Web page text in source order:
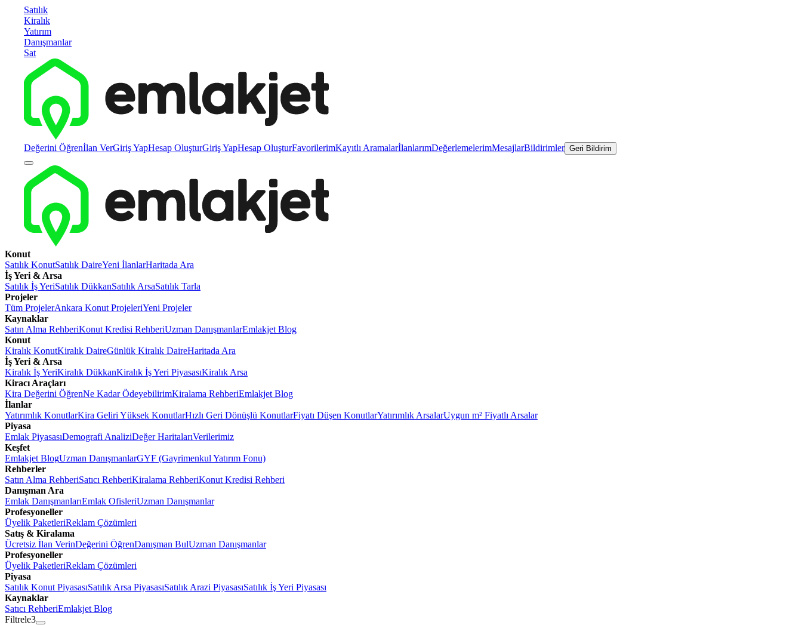
Satılık
Kiralık
Yatırım
Danışmanlar
Sat
Değerini Öğrenİlan VerGiriş YapHesap OluşturGiriş YapHesap OluşturFavorilerimKayıtlı AramalarİlanlarımDeğerlemelerimMesajlarBildirimler Geri Bildirim
Konut
Satılık KonutSatılık DaireYeni İlanlarHaritada Ara
İş Yeri & Arsa
Satılık İş YeriSatılık DükkanSatılık ArsaSatılık Tarla
Projeler
Tüm ProjelerAnkara Konut ProjeleriYeni Projeler
Kaynaklar
Satın Alma RehberiKonut Kredisi RehberiUzman DanışmanlarEmlakjet Blog
Konut
Kiralık KonutKiralık DaireGünlük Kiralık DaireHaritada Ara
İş Yeri & Arsa
Kiralık İş YeriKiralık DükkanKiralık İş Yeri PiyasasıKiralık Arsa
Kiracı Araçları
Kira Değerini ÖğrenNe Kadar ÖdeyebilirimKiralama RehberiEmlakjet Blog
İlanlar
Yatırımlık KonutlarKira Geliri Yüksek KonutlarHızlı Geri Dönüşlü KonutlarFiyatı Düşen KonutlarYatırımlık ArsalarUygun m² Fiyatlı Arsalar
Piyasa
Emlak PiyasasıDemografi AnaliziDeğer HaritalarıVerilerimiz
Keşfet
Emlakjet BlogUzman DanışmanlarGYF (Gayrimenkul Yatırım Fonu)
Rehberler
Satın Alma RehberiSatıcı RehberiKiralama RehberiKonut Kredisi Rehberi
Danışman Ara
Emlak DanışmanlarıEmlak OfisleriUzman Danışmanlar
Profesyoneller
Üyelik PaketleriReklam Çözümleri
Satış & Kiralama
Ücretsiz İlan VerinDeğerini ÖğrenDanışman BulUzman Danışmanlar
Profesyoneller
Üyelik PaketleriReklam Çözümleri
Piyasa
Satılık Konut PiyasasıSatılık Arsa PiyasasıSatılık Arazi PiyasasıSatılık İş Yeri Piyasası
Kaynaklar
Satıcı RehberiEmlakjet Blog
Filtrele3